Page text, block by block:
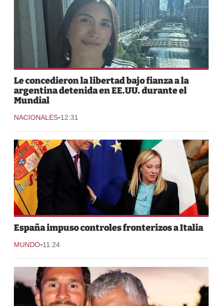
Le concedieron la libertad bajo fianza a la
argentina detenida en EE.UU. durante el
Mundial
NACIONALES-12:31
España impuso controles fronterizos a Italia
MUNDO-11:24